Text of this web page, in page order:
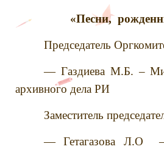
«Песни,
Председатель
— Газдиева М.Б. –
архивного дела РИ
Заместитель
— Гетагазова Л.О –